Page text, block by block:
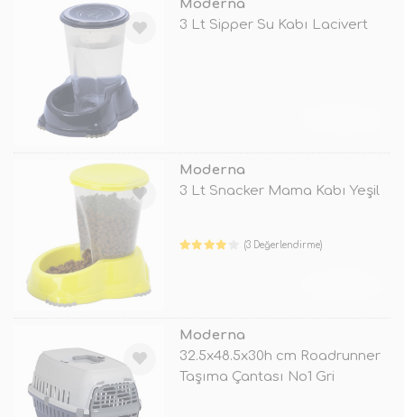
Moderna
3 Lt Sipper Su Kabı Lacivert
Moderna
3 Lt Snacker Mama Kabı Yeşil
(3 Değerlendirme)
Moderna
32.5x48.5x30h cm Roadrunner
Taşıma Çantası No1 Gri